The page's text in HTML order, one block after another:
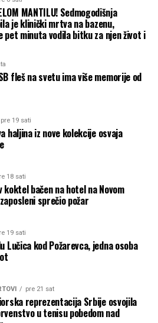
MANTILU! Sedmogodišnja
je klinički mrtva na bazenu,
pet minuta vodila bitku za njen život i
fleš na svetu ima više memorije od
pre 19 sati
haljina iz nove kolekcije osvaja
18 sati
koktel bačen na hotel na Novom
sprečio požar
19 sati
Lučica kod Požarevca, jedna osoba
pre 21 sat
reprezentacija Srbije osvojila
u tenisu pobedom nad